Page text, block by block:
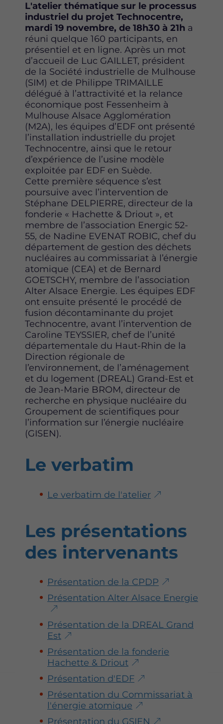
L'atelier thématique sur le processus
industriel du projet Technocentre,
mardi 19 novembre, de 18h30 à 21h a
réuni quelque 160 participants, en
présentiel et en ligne. Après un mot
d’accueil de Luc GAILLET, président
de la Société industrielle de Mulhouse
(SIM) et de Philippe TRIMAILLE
délégué à l’attractivité et la relance
économique post Fessenheim à
Mulhouse Alsace Agglomération
(M2A), les équipes d’EDF ont présenté
l’installation industrielle du projet
Technocentre, ainsi que le retour
d’expérience de l’usine modèle
exploitée par EDF en Suède.
Cette première séquence s’est
poursuive avec l’intervention de
Stéphane DELPIERRE, directeur de la
fonderie « Hachette & Driout », et
membre de l’association Energic 52-
55, de Nadine EVENAT ROBIC, chef du
département de gestion des déchets
nucléaires au commissariat à l’énergie
atomique (CEA) et de Bernard
GOETSCHY, membre de l’association
Alter Alsace Energie. Les équipes EDF
ont ensuite présenté le procédé de
fusion décontaminante du projet
Technocentre, avant l’intervention de
Caroline TEYSSIER, chef de l’unité
départementale du Haut-Rhin de la
Direction régionale de
l’environnement, de l’aménagement
et du logement (DREAL) Grand-Est et
de Jean-Marie BROM, directeur de
recherche en physique nucléaire du
Groupement de scientifiques pour
l’information sur l’énergie nucléaire
(GISEN).
Le verbatim
Le verbatim de l'atelier
Les présentations
des intervenants
Présentation de la CPDP
Présentation Alter Alsace Energie
Présentation de la DREAL Grand
Est
Présentation de la fonderie
Hachette & Driout
Présentation d'EDF
Présentation du Commissariat à
l'énergie atomique
Présentation du GSIEN